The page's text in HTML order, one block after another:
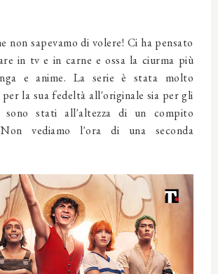
non sapevamo di volere! Ci ha pensato
in tv e in carne e ossa la ciurma più
e anime. La serie è stata molto
per la sua fedeltà all'originale sia per gli
stati all'altezza di un compito
vediamo l'ora di una seconda